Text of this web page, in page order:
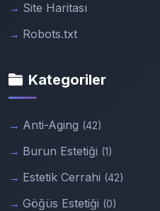
Site Haritası
Robots.txt
Kategoriler
Anti-Aging (42)
Burun Estetiği (1)
Estetik Cerrahi (42)
Göğüs Estetiği (0)